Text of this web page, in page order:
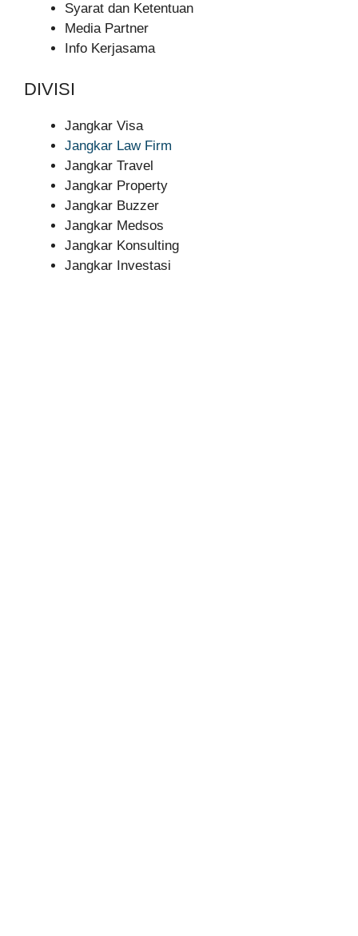
Syarat dan Ketentuan
Media Partner
Info Kerjasama
DIVISI
Jangkar Visa
Jangkar Law Firm
Jangkar Travel
Jangkar Property
Jangkar Buzzer
Jangkar Medsos
Jangkar Konsulting
Jangkar Investasi